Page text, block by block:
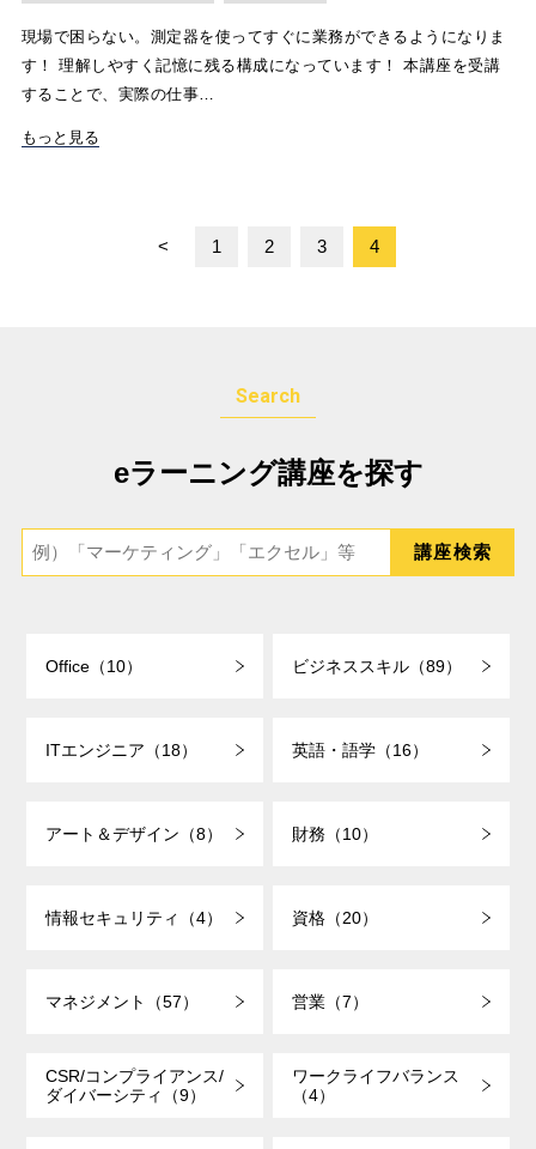
現場で困らない。測定器を使ってすぐに業務ができるようになりま
す！ 理解しやすく記憶に残る構成になっています！ 本講座を受講
することで、実際の仕事…
もっと見る
< 1 2 3 4
Search
eラーニング講座を探す
Office（10） ビジネススキル（89）
ITエンジニア（18） 英語・語学（16）
アート＆デザイン（8） 財務（10）
情報セキュリティ（4） 資格（20）
マネジメント（57） 営業（7）
CSR/コンプライアンス/
ダイバーシティ（9）
ワークライフバランス
（4）